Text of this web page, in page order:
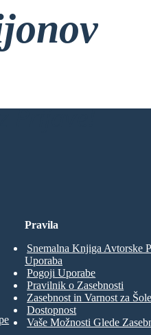
Prijave!
Pravila
Snemalna Knjiga Avtorske
Uporaba
Pogoji Uporabe
Pravilnik o Zasebnosti
Zasebnost in Varnost za
Dostopnost
Vaše Možnosti Glede